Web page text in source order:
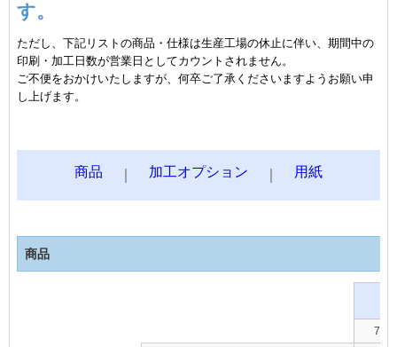
す。
ただし、下記リストの商品・仕様は生産工場の休止に伴い、期間中の
印刷・加工日数が営業日としてカウントされません。
ご不便をおかけいたしますが、何卒ご了承くださいますようお願い申
し上げます。
商品 加工オプション 用紙
商品
7